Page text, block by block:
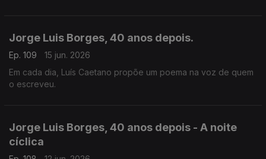
Jorge Luis Borges, 40 anos depois.
Ep. 109
15 jun. 2026
Em cada dia, Luís Caetano propõe um poema na voz de quem
o escreveu.
Jorge Luis Borges, 40 anos depois - A noite
cíclica